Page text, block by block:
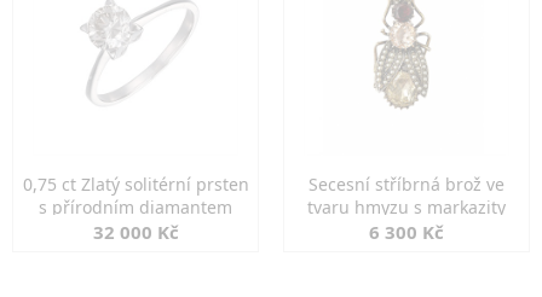
0,75 ct Zlatý solitérní prsten
s přírodním diamantem
32 000 Kč
Secesní stříbrná brož ve
tvaru hmyzu s markazity
6 300 Kč